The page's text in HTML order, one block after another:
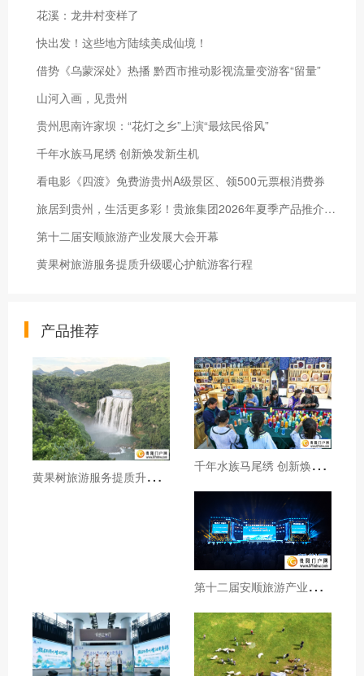
花溪：龙井村变样了
快出发！这些地方陆续美成仙境！
借势《乌蒙深处》热播 黔西市推动影视流量变游客“留量”
山河入画，见贵州
贵州思南许家坝：“花灯之乡”上演“最炫民俗风”
千年水族马尾绣 创新焕发新生机
看电影《四渡》免费游贵州A级景区、领500元票根消费券
旅居到贵州，生活更多彩！贵旅集团2026年夏季产品推介会在沪举行
第十二届安顺旅游产业发展大会开幕
黄果树旅游服务提质升级暖心护航游客行程
产品推荐
黄
果树旅游服务提质升级暖心护航游客行程 千
年水族马尾绣 创新焕发新生机
第
十二届安顺旅游产业发展大会开幕